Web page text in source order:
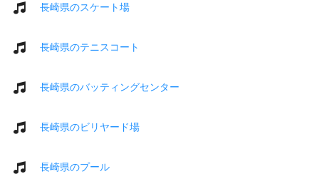
長崎県のスケート場
長崎県のテニスコート
長崎県のバッティングセンター
長崎県のビリヤード場
長崎県のプール